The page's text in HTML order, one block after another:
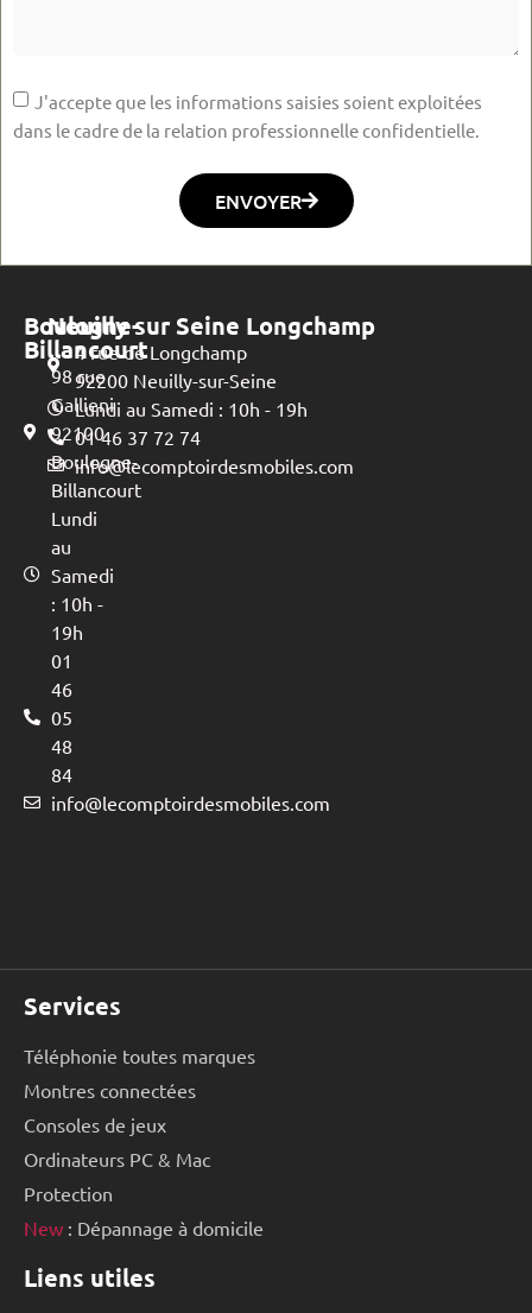
J'accepte que les informations saisies soient exploitées
dans le cadre de la relation professionnelle confidentielle.
ENVOYER
Boulogne-
Billancourt
98 rue
Gallieni
92100
Boulogne-
Billancourt
Lundi
au
Samedi
: 10h -
19h
01
46
05
48
84
info@lecomptoirdesmobiles.com
Neuilly sur Seine Longchamp
4 rue de Longchamp
92200 Neuilly-sur-Seine
Lundi au Samedi : 10h - 19h
01 46 37 72 74
info@lecomptoirdesmobiles.com
Services
Téléphonie toutes marques
Montres connectées
Consoles de jeux
Ordinateurs PC & Mac
Protection
New : Dépannage à domicile
Liens utiles